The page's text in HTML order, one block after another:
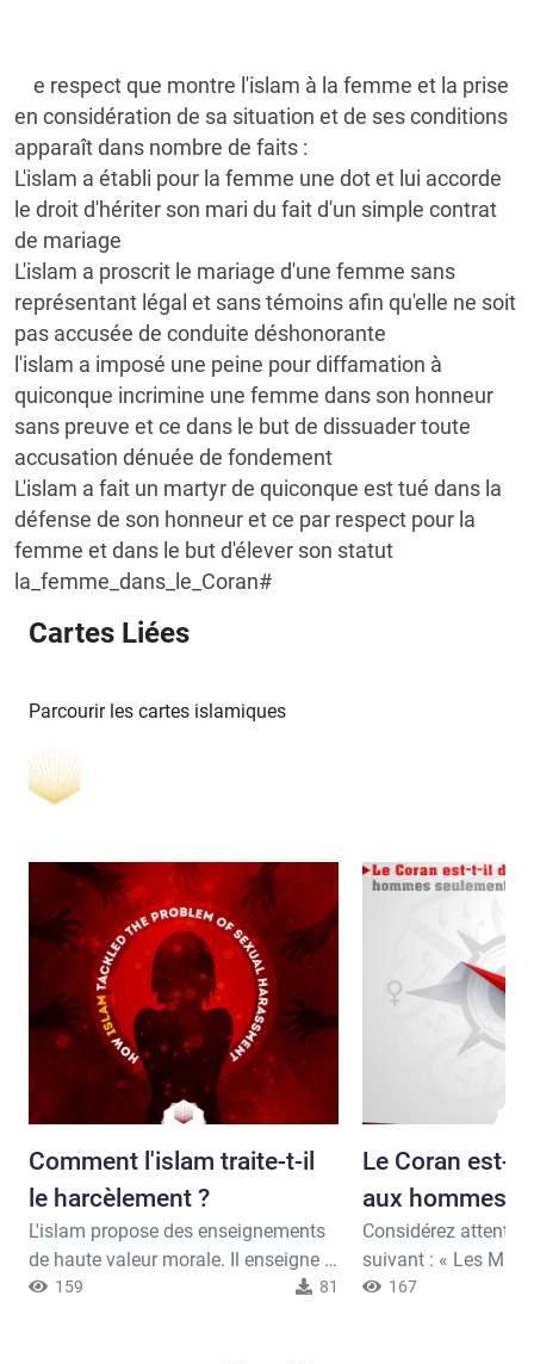
e respect que montre l'islam à la femme et la prise
en considération de sa situation et de ses conditions
apparaît dans nombre de faits :
L'islam a établi pour la femme une dot et lui accorde
le droit d'hériter son mari du fait d'un simple contrat
de mariage
L'islam a proscrit le mariage d'une femme sans
représentant légal et sans témoins afin qu'elle ne soit
pas accusée de conduite déshonorante
l'islam a imposé une peine pour diffamation à
quiconque incrimine une femme dans son honneur
sans preuve et ce dans le but de dissuader toute
accusation dénuée de fondement
L'islam a fait un martyr de quiconque est tué dans la
défense de son honneur et ce par respect pour la
femme et dans le but d'élever son statut
la_femme_dans_le_Coran#
Cartes Liées
Parcourir les cartes islamiques
Comment l'islam traite-t-il
le harcèlement ?
L'islam propose des enseignements
de haute valeur morale. Il enseigne à
l'homme de respecter son semblable
159 81
Le Coran est-
aux hommes
Considérez
suivant : « Les
Musulmanes, les
167